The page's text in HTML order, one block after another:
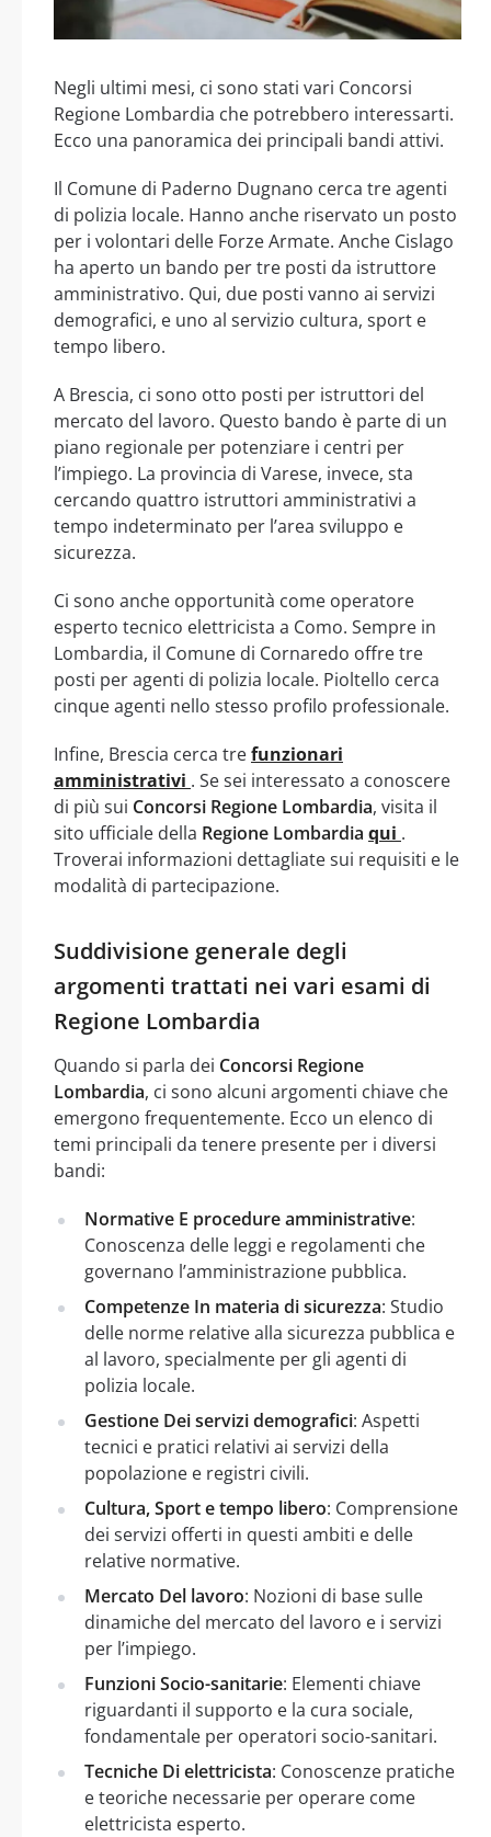
Negli ultimi mesi, ci sono stati vari Concorsi
Regione Lombardia che potrebbero interessarti.
Ecco una panoramica dei principali bandi attivi.
Il Comune di Paderno Dugnano cerca tre agenti
di polizia locale. Hanno anche riservato un posto
per i volontari delle Forze Armate. Anche Cislago
ha aperto un bando per tre posti da istruttore
amministrativo. Qui, due posti vanno ai servizi
demografici, e uno al servizio cultura, sport e
tempo libero.
A Brescia, ci sono otto posti per istruttori del
mercato del lavoro. Questo bando è parte di un
piano regionale per potenziare i centri per
l’impiego. La provincia di Varese, invece, sta
cercando quattro istruttori amministrativi a
tempo indeterminato per l’area sviluppo e
sicurezza.
Ci sono anche opportunità come operatore
esperto tecnico elettricista a Como. Sempre in
Lombardia, il Comune di Cornaredo offre tre
posti per agenti di polizia locale. Pioltello cerca
cinque agenti nello stesso profilo professionale.
Infine, Brescia cerca trefunzionari
amministrativi . Se sei interessato a conoscere
di più sui Concorsi Regione Lombardia, visita il
sito ufficiale della Regione Lombardia qui .
Troverai informazioni dettagliate sui requisiti e le
modalità di partecipazione.
Suddivisione generale degli
argomenti trattati nei vari esami di
Regione Lombardia
Quando si parla dei Concorsi Regione
Lombardia, ci sono alcuni argomenti chiave che
emergono frequentemente. Ecco un elenco di
temi principali da tenere presente per i diversi
bandi:
Normative E procedure amministrative:
Conoscenza delle leggi e regolamenti che
governano l’amministrazione pubblica.
Competenze In materia di sicurezza: Studio
delle norme relative alla sicurezza pubblica e
al lavoro, specialmente per gli agenti di
polizia locale.
Gestione Dei servizi demografici: Aspetti
tecnici e pratici relativi ai servizi della
popolazione e registri civili.
Cultura, Sport e tempo libero: Comprensione
dei servizi offerti in questi ambiti e delle
relative normative.
Mercato Del lavoro: Nozioni di base sulle
dinamiche del mercato del lavoro e i servizi
per l’impiego.
Funzioni Socio-sanitarie: Elementi chiave
riguardanti il supporto e la cura sociale,
fondamentale per operatori socio-sanitari.
Tecniche Di elettricista: Conoscenze pratiche
e teoriche necessarie per operare come
elettricista esperto.